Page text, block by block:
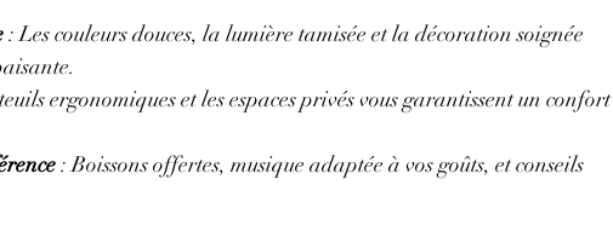
: Les couleurs douces, la lumière tamisée et la décoration soignée
ergonomiques et les espaces privés vous garantissent un confort
: Boissons offertes, musique adaptée à vos goûts, et conseils